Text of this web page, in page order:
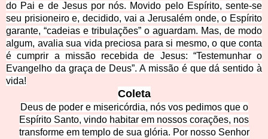
do Pai e de Jesus por nós. Movido pelo Espírito, sente-se
seu prisioneiro e, decidido, vai a Jerusalém onde, o Espírito
garante, “cadeias e tribulações” o aguardam. Mas, de modo
algum, avalia sua vida preciosa para si mesmo, o que conta
é cumprir a missão recebida de Jesus: “Testemunhar o
Evangelho da graça de Deus”. A missão é que dá sentido à
vida!
Coleta
Deus de poder e misericórdia, nós vos pedimos que o
Espírito Santo, vindo habitar em nossos corações, nos
transforme em templo de sua glória. Por nosso Senhor